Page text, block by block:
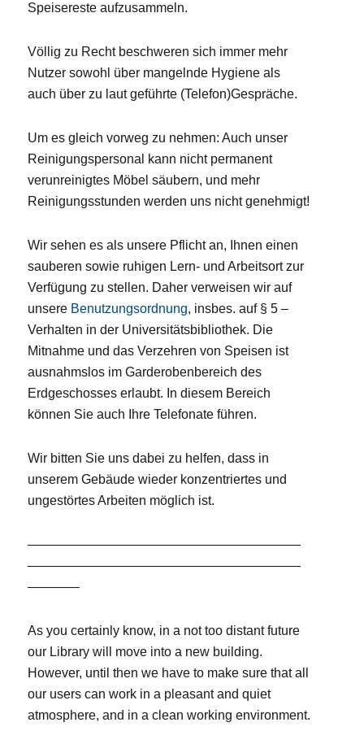
Speisereste aufzusammeln.
Völlig zu Recht beschweren sich immer mehr
Nutzer sowohl über mangelnde Hygiene als
auch über zu laut geführte (Telefon)Gespräche.
Um es gleich vorweg zu nehmen: Auch unser
Reinigungspersonal kann nicht permanent
verunreinigtes Möbel säubern, und mehr
Reinigungsstunden werden uns nicht genehmigt!
Wir sehen es als unsere Pflicht an, Ihnen einen
sauberen sowie ruhigen Lern- und Arbeitsort zur
Verfügung zu stellen. Daher verweisen wir auf
unsere Benutzungsordnung, insbes. auf § 5 –
Verhalten in der Universitätsbibliothek. Die
Mitnahme und das Verzehren von Speisen ist
ausnahmslos im Garderobenbereich des
Erdgeschosses erlaubt. In diesem Bereich
können Sie auch Ihre Telefonate führen.
Wir bitten Sie uns dabei zu helfen, dass in
unserem Gebäude wieder konzentriertes und
ungestörtes Arbeiten möglich ist.
—————————————————————
—————————————————————
————
As you certainly know, in a not too distant future
our Library will move into a new building.
However, until then we have to make sure that all
our users can work in a pleasant and quiet
atmosphere, and in a clean working environment.